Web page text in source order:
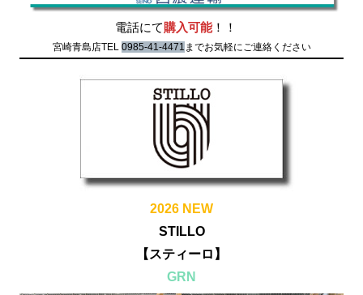
電話にて 購入可能！！
宮崎青島店TEL 0985-41-4471 までお気軽にご連絡ください
2026 NEW
STILLO
【スティーロ】
GRN